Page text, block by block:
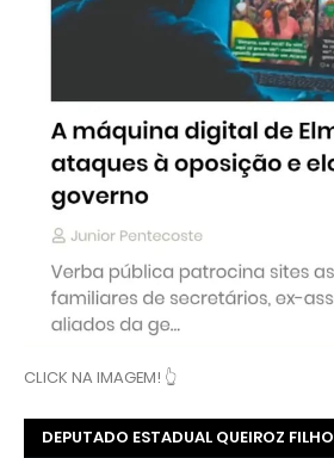
CLICK NA IMAGEM! 👆
DEPUTADO ESTADUAL QUEIROZ FILHO